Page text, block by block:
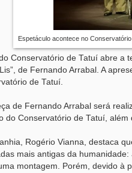
Espetáculo acontece no
Conservatório de Tatuí abre
de Fernando Arrabal. A
de Tatuí.
de Fernando Arrabal será
do Conservatório de Tatuí,
Rogério Vianna, destaca
mais antigas da
montagem. Porém, devido à